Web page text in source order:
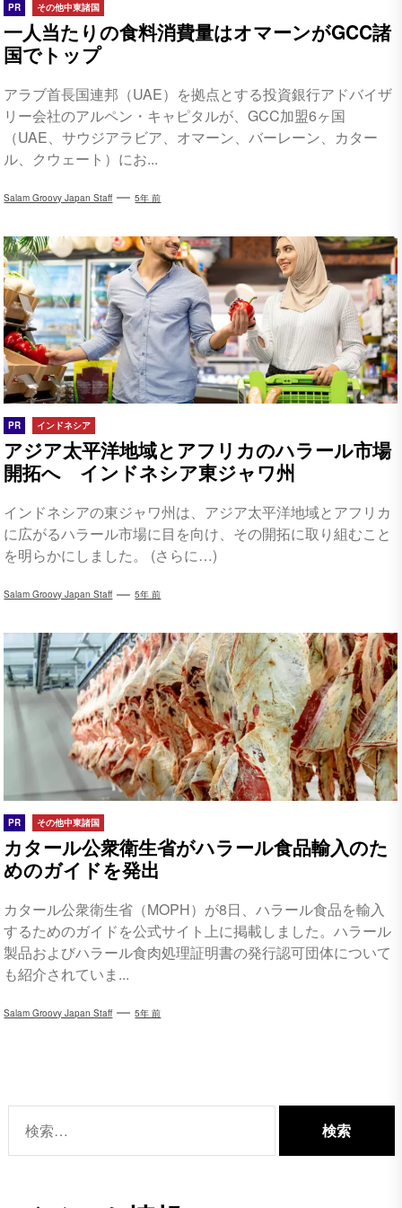
PR その他中東諸国
一人当たりの食料消費量はオマーンがGCC諸
国でトップ
アラブ首長国連邦（UAE）を拠点とする投資銀行アドバイザ
リー会社のアルペン・キャピタルが、GCC加盟6ヶ国
（UAE、サウジアラビア、オマーン、バーレーン、カター
ル、クウェート）にお...
Salam Groovy Japan Staff 5年 前
PR インドネシア
アジア太平洋地域とアフリカのハラール市場
開拓へ インドネシア東ジャワ州
インドネシアの東ジャワ州は、アジア太平洋地域とアフリカ
に広がるハラール市場に目を向け、その開拓に取り組むこと
を明らかにしました。 (さらに…)
Salam Groovy Japan Staff 5年 前
PR その他中東諸国
カタール公衆衛生省がハラール食品輸入のた
めのガイドを発出
カタール公衆衛生省（MOPH）が8日、ハラール食品を輸入
するためのガイドを公式サイト上に掲載しました。ハラール
製品およびハラール食肉処理証明書の発行認可団体について
も紹介されていま...
Salam Groovy Japan Staff 5年 前
索: